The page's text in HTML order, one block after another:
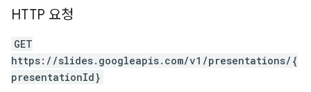
HTTP 요청
GET
https://slides.googleapis.com/v1/presentations/{
presentationId}